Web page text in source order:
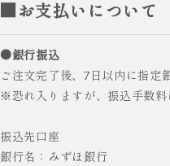
■お支払いについて
●銀行振込
ご注文完了後、7日以内に指定
※恐れ入りますが、振込手数料
振込先口座
銀行名：みずほ銀行